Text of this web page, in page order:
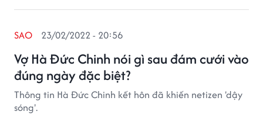
Vợ Hà Đức Chinh nói gì sau đám cưới vào
đúng ngày đặc biệt?
SAO 23/02/2022 - 20:56
Thông tin Hà Đức Chinh kết hôn đã khiến netizen 'dậy
sóng'.